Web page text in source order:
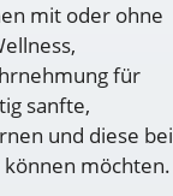
mit oder ohne
für
sanfte,
und diese bei
können möchten.